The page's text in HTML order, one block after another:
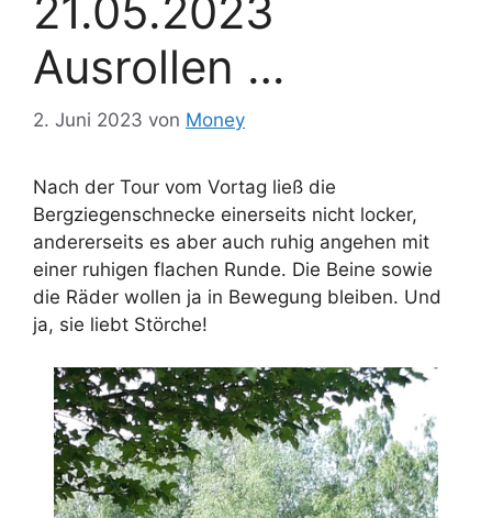
21.05.2023
Ausrollen …
2. Juni 2023 von Money
Nach der Tour vom Vortag ließ die
Bergziegenschnecke einerseits nicht locker,
andererseits es aber auch ruhig angehen mit
einer ruhigen flachen Runde. Die Beine sowie
die Räder wollen ja in Bewegung bleiben. Und
ja, sie liebt Störche!